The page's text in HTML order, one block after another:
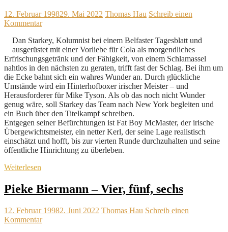
12. Februar 199829. Mai 2022 Thomas Hau Schreib einen
Kommentar
Dan Starkey, Kolumnist bei einem Belfaster Tagesblatt und
ausgerüstet mit einer Vorliebe für Cola als morgendliches
Erfrischungsgetränk und der Fähigkeit, von einem Schlamassel
nahtlos in den nächsten zu geraten, trifft fast der Schlag. Bei ihm um
die Ecke bahnt sich ein wahres Wunder an. Durch glückliche
Umstände wird ein Hinterhofboxer irischer Meister – und
Herausforderer für Mike Tyson. Als ob das noch nicht Wunder
genug wäre, soll Starkey das Team nach New York begleiten und
ein Buch über den Titelkampf schreiben.
Entgegen seiner Befürchtungen ist Fat Boy McMaster, der irische
Übergewichtsmeister, ein netter Kerl, der seine Lage realistisch
einschätzt und hofft, bis zur vierten Runde durchzuhalten und seine
öffentliche Hinrichtung zu überleben.
Weiterlesen
Pieke Biermann – Vier, fünf, sechs
12. Februar 19982. Juni 2022 Thomas Hau Schreib einen
Kommentar